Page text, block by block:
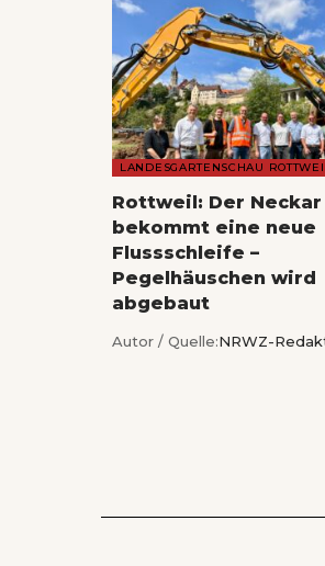
LANDESGARTENSCHAU
Rottweil: Der Neckar
bekommt eine neue
Flussschleife –
Pegelhäuschen wird
abgebaut
Autor / Quelle:NRWZ-